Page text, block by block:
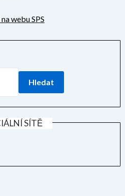
webu SPS
Hledat
SÍTĚ